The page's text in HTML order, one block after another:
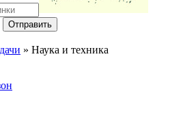
Отправить
» Наука и техника